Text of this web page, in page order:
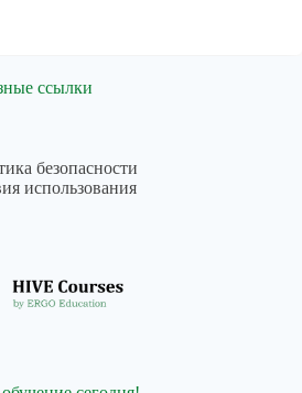
ссылки
безопасности
использования